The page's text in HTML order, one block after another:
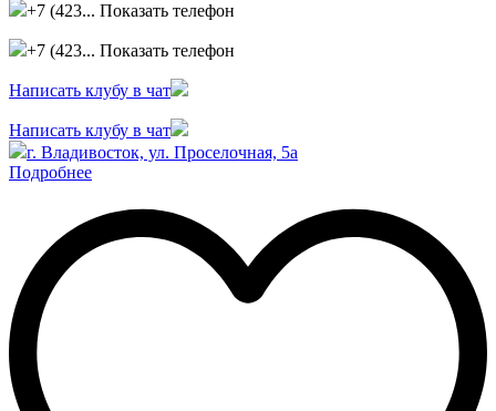
+7 (423... Показать телефон
+7 (423... Показать телефон
Написать клубу в чат
Написать клубу в чат
г. Владивосток, ул. Проселочная, 5а
Подробнее